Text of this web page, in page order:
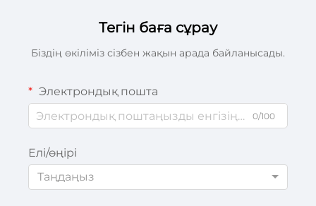
Тегін баға сұрау
Біздің өкіліміз сізбен жақын арада байланысады.
Электрондық пошта
0/100
Елі/өңірі
Таңдаңыз